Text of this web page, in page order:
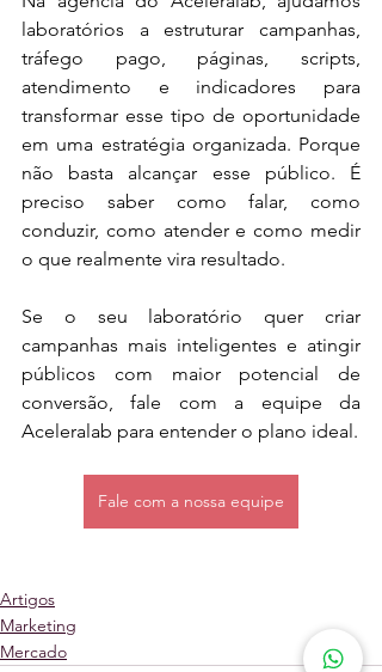
laboratórios a estruturar campanhas,
tráfego pago, páginas, scripts,
atendimento e indicadores para
transformar esse tipo de oportunidade
em uma estratégia organizada. Porque
não basta alcançar esse público. É
preciso saber como falar, como
conduzir, como atender e como medir
o que realmente vira resultado.
Se o seu laboratório quer criar
campanhas mais inteligentes e atingir
públicos com maior potencial de
conversão, fale com a equipe da
Aceleralab para entender o plano ideal.
Fale com a nossa equipe
Artigos
Marketing
Mercado